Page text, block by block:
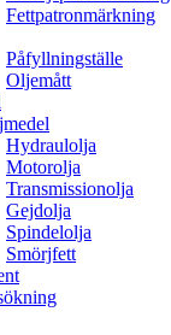
Fettpatronmärkning
Påfyllningställe
Oljemått
Hydraulolja
Motorolja
Transmissionolja
Gejdolja
Spindelolja
Smörjfett